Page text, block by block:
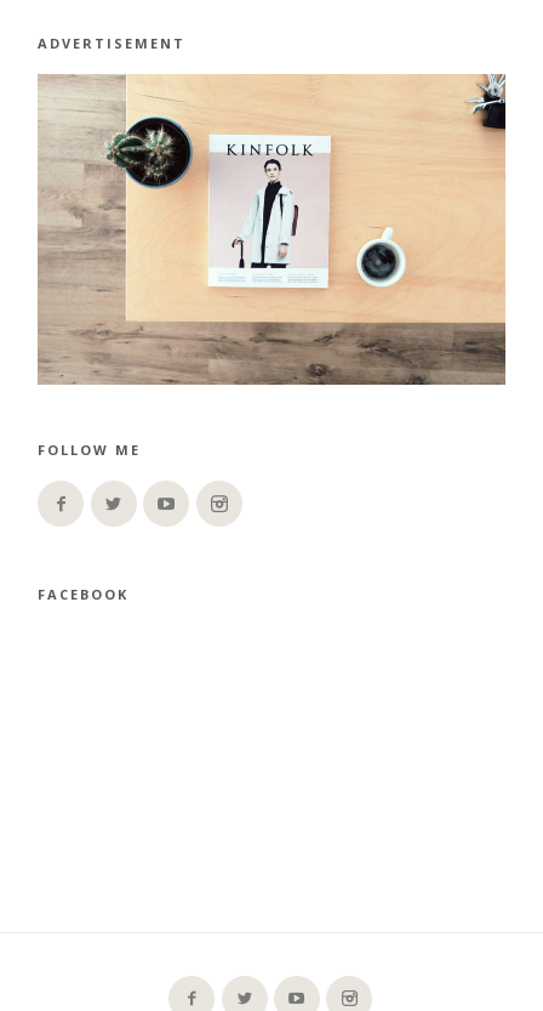
ADVERTISEMENT
FOLLOW ME
FACEBOOK